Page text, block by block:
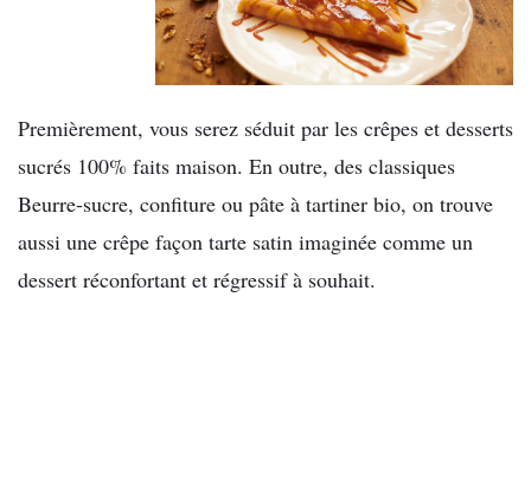
Premièrement, vous serez séduit par les crêpes et desserts
sucrés 100% faits maison. En outre, des classiques
Beurre-sucre, confiture ou pâte à tartiner bio, on trouve
aussi une crêpe façon tarte satin imaginée comme un
dessert réconfortant et régressif à souhait.